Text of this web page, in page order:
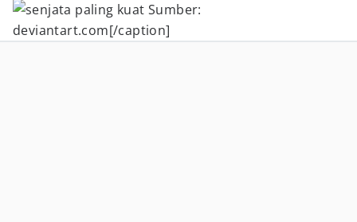
Sumber:
deviantart.com[/caption]